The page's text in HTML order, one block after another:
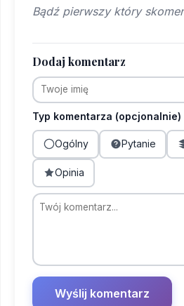
Bądź pierwszy który
Dodaj komentarz
Typ komentarza (opcjonalnie)
Ogólny Pytanie
Opinia